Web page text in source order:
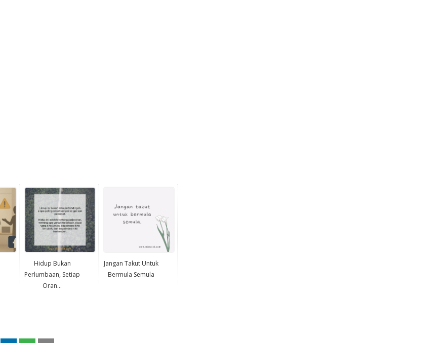
Hidup Bukan
Perlumbaan, Setiap
Oran...
Jangan Takut Untuk
Bermula Semula